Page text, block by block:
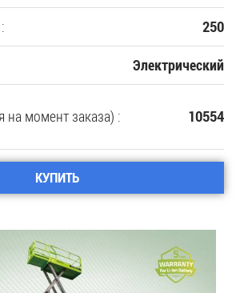
250
Электрический
на момент заказа) : 10554
КУПИТЬ